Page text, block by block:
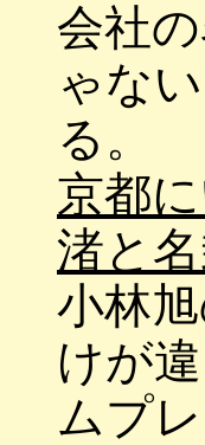
会社
ゃな
る。
京都
渚と
小林
けが
ムプ